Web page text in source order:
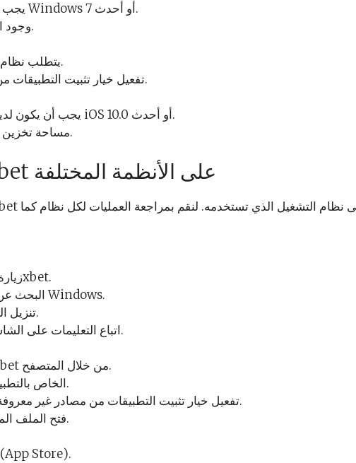
يجب أن يكون لديك إصدار Windows 7 أو أحدث.
وجود اتصال إنترنت مستقر.
يتطلب نظام أندرويد 4.1 أو أحدث.
تفعيل خيار تثبيت التطبيقات من مصادر غير معروفة.
يجب أن يكون لديك جهاز آيفون بنظام iOS 10.0 أو أحدث.
مساحة تخزين كافية لتثبيت التطبيق.
خطوات تحميل 1xbet على الأنظمة المختلفة
زيارة الموقع الرسمي لـ 1xbet.
البحث عن رابط تحميل تطبيق Windows.
تنزيل الملف التنفيذي وفتحه.
اتباع التعليمات على الشاشة لاستكمال التثبيت.
الدخول إلى موقع 1xbet من خلال المتصفح.
تحميل ملف APK الخاص بالتطبيق.
تفعيل خيار تثبيت التطبيقات من مصادر غير معروفة في إعدادات الجهاز.
فتح الملف المحمل وإكمال التثبيت.
فتح متجر التطبيقات (App Store).